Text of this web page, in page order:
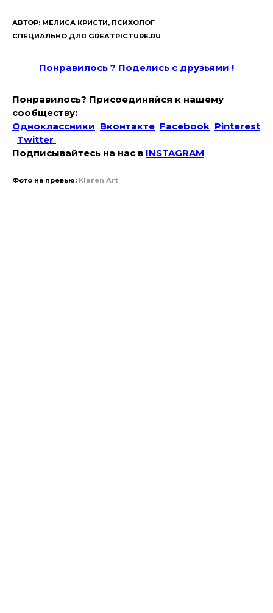
АВТОР: МЕЛИСА КРИСТИ, ПСИХОЛОГ
СПЕЦИАЛЬНО ДЛЯ GREATPICTURE.RU
Понравилось ? Поделись с друзьями !
Понравилось? Присоединяйся к нашему
сообществу:
Одноклассники Вконтакте Facebook Pinterest
Twitter
Подписывайтесь на наc в INSTAGRAM
Фото на превью: Klaren Art